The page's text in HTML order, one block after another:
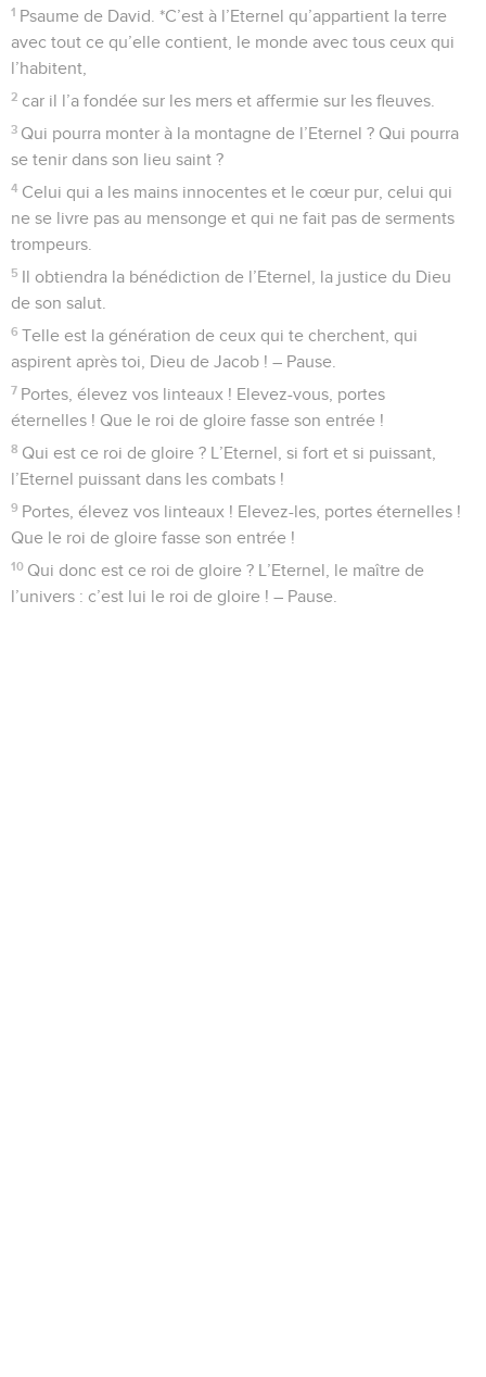
1 Psaume de David. *C’est à l’Eternel qu’appartient la terre
avec tout ce qu’elle contient, le monde avec tous ceux qui
l’habitent,
2 car il l’a fondée sur les mers et affermie sur les fleuves.
3 Qui pourra monter à la montagne de l’Eternel ? Qui pourra
se tenir dans son lieu saint ?
4 Celui qui a les mains innocentes et le cœur pur, celui qui
ne se livre pas au mensonge et qui ne fait pas de serments
trompeurs.
5 Il obtiendra la bénédiction de l’Eternel, la justice du Dieu
de son salut.
6 Telle est la génération de ceux qui te cherchent, qui
aspirent après toi, Dieu de Jacob ! – Pause.
7 Portes, élevez vos linteaux ! Elevez-vous, portes
éternelles ! Que le roi de gloire fasse son entrée !
8 Qui est ce roi de gloire ? L’Eternel, si fort et si puissant,
l’Eternel puissant dans les combats !
9 Portes, élevez vos linteaux ! Elevez-les, portes éternelles !
Que le roi de gloire fasse son entrée !
10 Qui donc est ce roi de gloire ? L’Eternel, le maître de
l’univers : c’est lui le roi de gloire ! – Pause.